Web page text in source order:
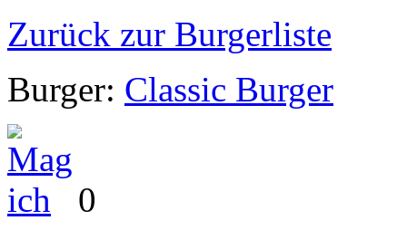
Zurück zur Burgerliste
Burger: Classic Burger
0